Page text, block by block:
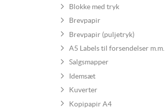
Blokke med tryk
Brevpapir
Brevpapir (puljetryk)
A5 Labels til forsendelser m.m.
Salgsmapper
Idemsæt
Kuverter
Kopipapir A4